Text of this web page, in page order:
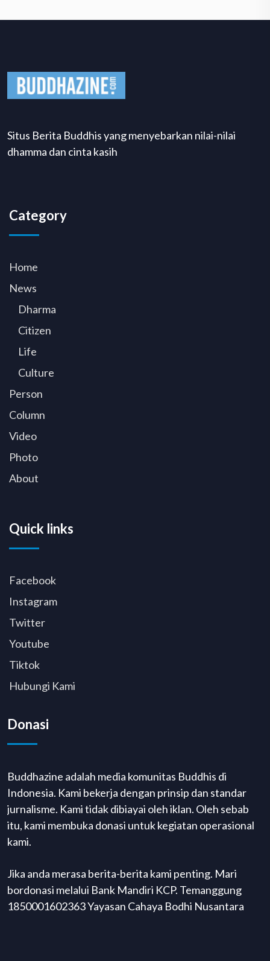
Situs Berita Buddhis yang menyebarkan nilai-nilai
dhamma dan cinta kasih
Category
Home
News
Dharma
Citizen
Life
Culture
Person
Column
Video
Photo
About
Quick links
Facebook
Instagram
Twitter
Youtube
Tiktok
Hubungi Kami
Donasi
Buddhazine adalah media komunitas Buddhis di
Indonesia. Kami bekerja dengan prinsip dan standar
jurnalisme. Kami tidak dibiayai oleh iklan. Oleh sebab
itu, kami membuka donasi untuk kegiatan operasional
kami.
Jika anda merasa berita-berita kami penting. Mari
bordonasi melalui Bank Mandiri KCP. Temanggung
1850001602363 Yayasan Cahaya Bodhi Nusantara